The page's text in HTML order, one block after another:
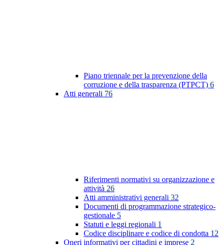
Piano triennale per la prevenzione della
corruzione e della trasparenza (PTPCT) 6
Atti generali 76
Riferimenti normativi su organizzazione e
attività 26
Atti amministrativi generali 32
Documenti di programmazione strategico-
gestionale 5
Statuti e leggi regionali 1
Codice disciplinare e codice di condotta 12
Oneri informativi per cittadini e imprese 2